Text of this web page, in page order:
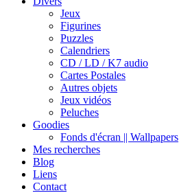
Jeux
Figurines
Puzzles
Calendriers
CD / LD / K7 audio
Cartes Postales
Autres objets
Jeux vidéos
Peluches
Goodies
Fonds d'écran || Wallpapers
Mes recherches
Blog
Liens
Contact